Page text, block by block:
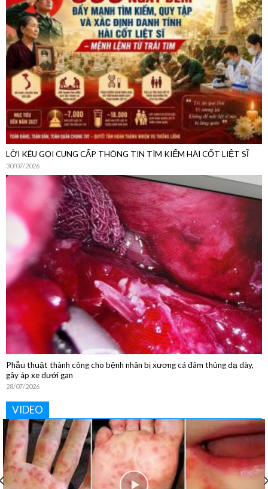
LỜI KÊU GỌI CUNG CẤP THÔNG TIN TÌM KIẾM HÀI CỐT LIỆT SĨ
30/07/2026
Phẫu thuật thành công cho bệnh nhân bị xương cá đâm thủng dạ dày,
gây áp xe dưới gan
28/07/2026
VIDEO